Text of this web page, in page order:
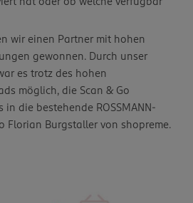
wir einen Partner mit hohen
gewonnen. Durch unser
es trotz des hohen
möglich, die Scan & Go
die bestehende ROSSMANN-
Florian Burgstaller von shopreme.